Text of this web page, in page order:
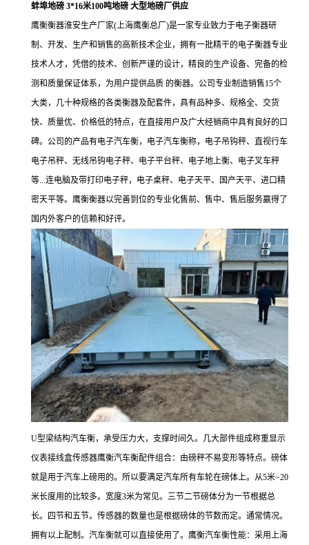
蚌埠地磅 3*16米100吨地磅 大型地磅厂供应
鹰衡衡器淮安生产厂家(上海鹰衡总厂)是一家专业致力于电子衡器研
制、开发、生产和销售的高新技术企业，拥有一批精干的电子衡器专业
技术人才，凭借的技术、创新严谨的设计，精良的生产设备、完备的检
测和质量保证体系，为用户提供品质 的衡器。公司专业制造销售15个
大类，几十种规格的各类衡器及配套件，具有品种多、规格全、交货
快、质量优、价格低的特点，在直接用户及广大经销商中具有良好的口
碑。公司的产品有电子汽车衡，电子汽车衡称，电子吊钩秤、直视行车
电子吊秤、无线吊钩电子秤、电子平台秤、电子地上衡、电子叉车秤
等...连电脑及带打印电子秤，电子桌秤、电子天平、国产天平、进口精
密天平等。鹰衡衡器以完善到位的专业化售前、售中、售后服务赢得了
国内外客户的信赖和好评。
U型梁结构汽车衡，承受压力大，支撑时间久。几大部件组成称重显示
仪表接线盒传感器鹰衡汽车衡配件组合：由磅秤不易变形等特点。磅体
就是用于汽车上磅用的。所以要满足汽车所有车轮在磅体上。从5米~20
米长度用的比较多。宽度3米为常见。三节二节磅体分为一节根据总
长。四节和五节。传感器的数量也是根据磅体的节数而定。通常情况。
拥有以上配制。汽车衡就可以直接使用了。鹰衡汽车衡性能：采用上海